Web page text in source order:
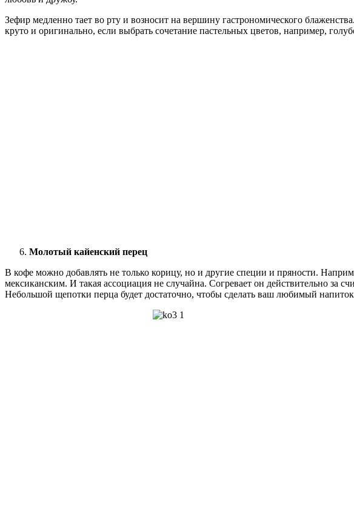
Зефир медленно тает во рту и возносит на вершину гастрономического
круто и оригинально, если выбрать сочетание пастельных цветов, например,
Молотый кайенский перец
В кофе можно добавлять не только корицу, но и другие специи и пряности.
мексиканским. И такая ассоциация не случайна. Согревает он действительно за
Небольшой щепотки перца будет достаточно, чтобы сделать ваш любимый